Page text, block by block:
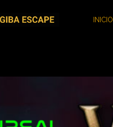
INICIO